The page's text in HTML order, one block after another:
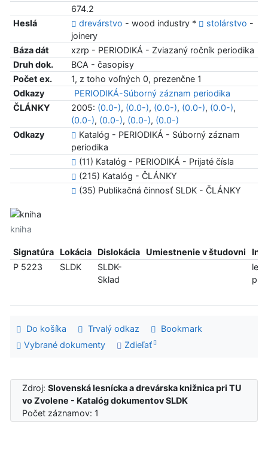
674.2
Heslá
drevárstvo - wood industry * stolárstvo -
joinery
Báza dát
xzrp - PERIODIKÁ - Zviazaný ročník periodika
Druh dok.
BCA - časopisy
Počet ex.
1, z toho voľných 0, prezenčne 1
Odkazy
PERIODIKÁ-Súborný záznam periodika
ČLÁNKY
2005: (0.0-), (0.0-), (0.0-), (0.0-), (0.0-),
(0.0-), (0.0-), (0.0-), (0.0-)
Odkazy
Katalóg - PERIODIKÁ - Súborný záznam
periodika
(11) Katalóg - PERIODIKÁ - Prijaté čísla
(215) Katalóg - ČLÁNKY
(35) Publikačná činnosť SLDK - ČLÁNKY
kniha
Signatúra Lokácia Dislokácia Umiestnenie v študovni
Info
P 5223
SLDK
SLDK-
Sklad
len
Do košíka Trvalý odkaz
Bookmark
Vybrané dokumenty
Zdieľať
Zdroj:Slovenská lesnícka a drevárska knižnica pri TU
vo Zvolene - Katalóg dokumentov SLDK
Počet záznamov: 1